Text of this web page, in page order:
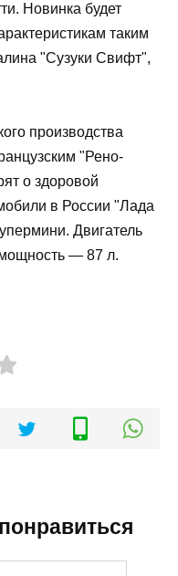
Новинка будет
таким
"Сузуки Свифт",
производства
"Рено-
о здоровой
в России "Лада
Двигатель
— 87 л.